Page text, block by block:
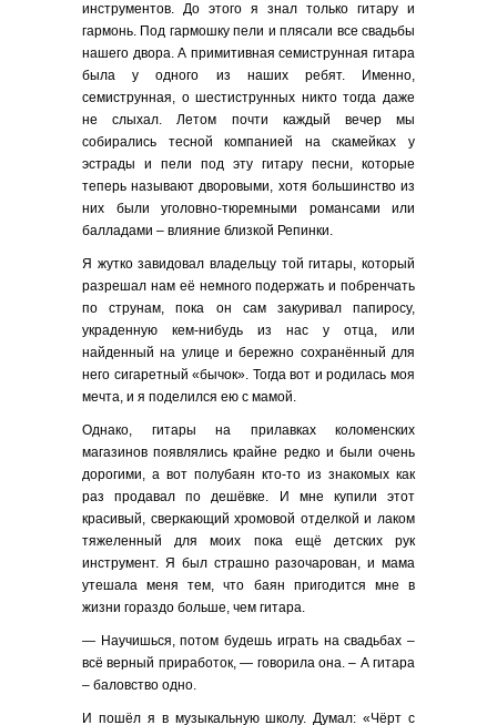
инструментов. До этого я знал только гитару и
гармонь. Под гармошку пели и плясали все свадьбы
нашего двора. А примитивная семиструнная гитара
была у одного из наших ребят. Именно,
семиструнная, о шестиструнных никто тогда даже
не слыхал. Летом почти каждый вечер мы
собирались тесной компанией на скамейках у
эстрады и пели под эту гитару песни, которые
теперь называют дворовыми, хотя большинство из
них были уголовно-тюремными романсами или
балладами – влияние близкой Репинки.
Я жутко завидовал владельцу той гитары, который
разрешал нам её немного подержать и побренчать
по струнам, пока он сам закуривал папиросу,
украденную кем-нибудь из нас у отца, или
найденный на улице и бережно сохранённый для
него сигаретный «бычок». Тогда вот и родилась моя
мечта, и я поделился ею с мамой.
Однако, гитары на прилавках коломенских
магазинов появлялись крайне редко и были очень
дорогими, а вот полубаян кто-то из знакомых как
раз продавал по дешёвке. И мне купили этот
красивый, сверкающий хромовой отделкой и лаком
тяжеленный для моих пока ещё детских рук
инструмент. Я был страшно разочарован, и мама
утешала меня тем, что баян пригодится мне в
жизни гораздо больше, чем гитара.
— Научишься, потом будешь играть на свадьбах –
всё верный приработок, — говорила она. – А гитара
– баловство одно.
И пошёл я в музыкальную школу. Думал: «Чёрт с